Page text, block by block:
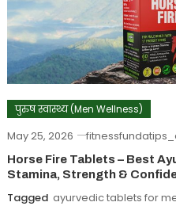
पुरुष स्वास्थ्य (Men Wellness)
May 25, 2026
Horse Fire Tablets – Best
Stamina, Strength &
Tagged ayurvedic tablets for